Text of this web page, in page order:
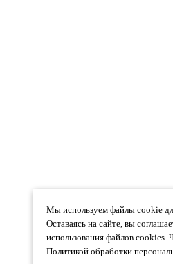
Мы используем файлы cookie
Оставаясь на сайте, вы
использования файлов cookies.
Политикой обработки